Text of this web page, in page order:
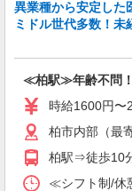
キープ
派遣社員
異業種から安定した
ミドル世代多数！
≪柏駅≫年齢不問！
時給1600円〜
柏市内部（最
柏駅⇒徒歩10
≪シフト制/休